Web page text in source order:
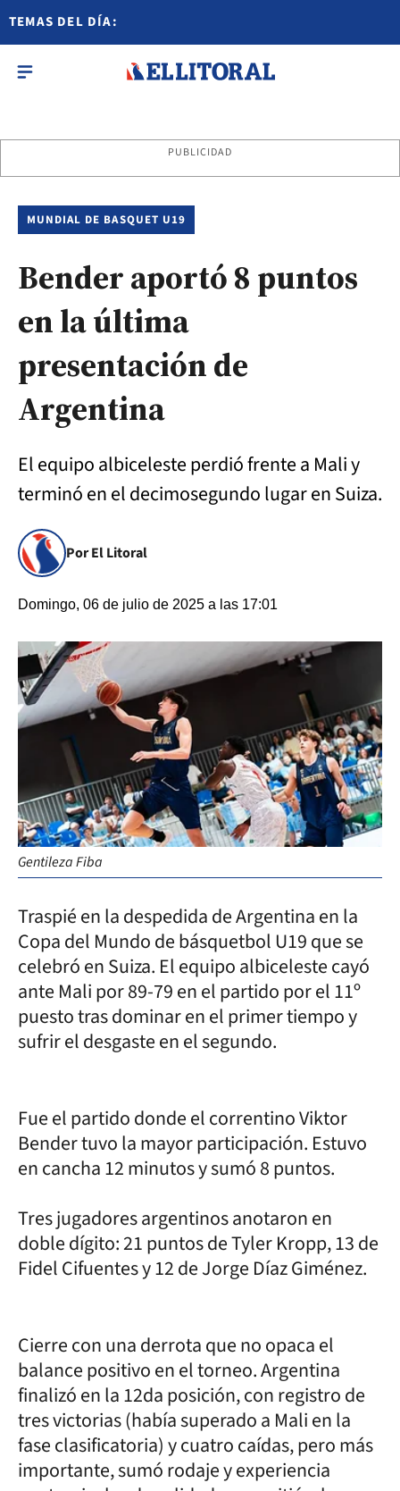
TEMAS DEL DÍA:
PUBLICIDAD
MUNDIAL DE BASQUET U19
Bender aportó 8 puntos
en la última
presentación de
Argentina
El equipo albiceleste perdió frente a Mali y
terminó en el decimosegundo lugar en Suiza.
Por El Litoral
Domingo, 06 de julio de 2025 a las 17:01
Gentileza Fiba
Traspié en la despedida de Argentina en la
Copa del Mundo de básquetbol U19 que se
celebró en Suiza. El equipo albiceleste cayó
ante Mali por 89-79 en el partido por el 11º
puesto tras dominar en el primer tiempo y
sufrir el desgaste en el segundo.
Fue el partido donde el correntino Viktor
Bender tuvo la mayor participación. Estuvo
en cancha 12 minutos y sumó 8 puntos.
Tres jugadores argentinos anotaron en
doble dígito: 21 puntos de Tyler Kropp, 13 de
Fidel Cifuentes y 12 de Jorge Díaz Giménez.
Cierre con una derrota que no opaca el
balance positivo en el torneo. Argentina
finalizó en la 12da posición, con registro de
tres victorias (había superado a Mali en la
fase clasificatoria) y cuatro caídas, pero más
importante, sumó rodaje y experiencia